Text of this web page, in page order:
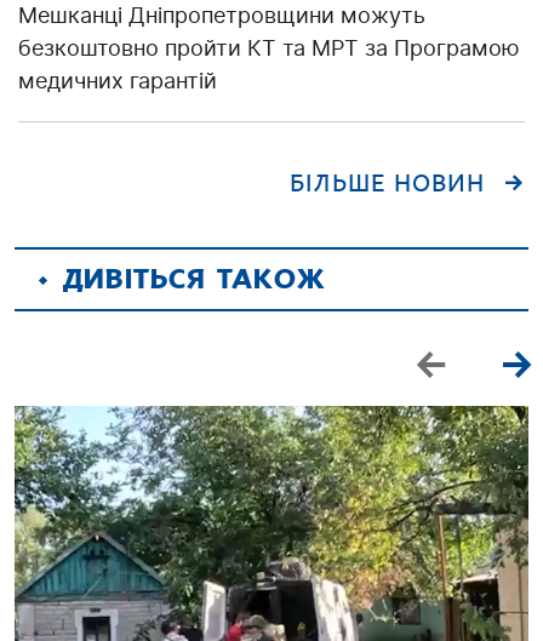
Мешканці Дніпропетровщини можуть
безкоштовно пройти КТ та МРТ за Програмою
медичних гарантій
БІЛЬШЕ НОВИН
ДИВІТЬСЯ ТАКОЖ